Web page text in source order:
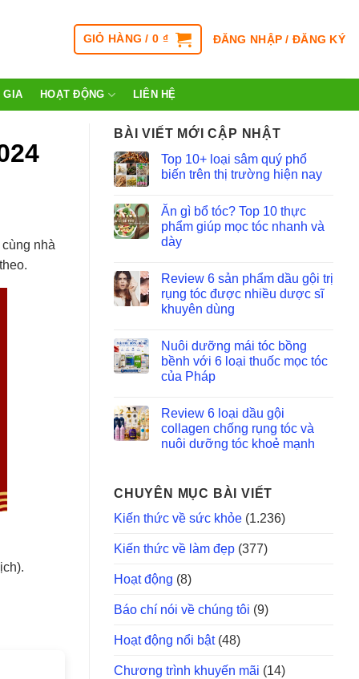
GIỎ HÀNG /0 ₫ ĐĂNG NHẬP / ĐĂNG KÝ
GIA HOẠT ĐỘNG LIÊN HỆ
nhà
BÀI VIẾT MỚI CẬP NHẬT
Top 10+ loại sâm quý phổ
biến trên thị trường hiện nay
Ăn gì bổ tóc? Top 10 thực
phẩm giúp mọc tóc nhanh và
dày
Review 6 sản phẩm dầu gội trị
rụng tóc được nhiều dược sĩ
khuyên dùng
Nuôi dưỡng mái tóc bồng
bềnh với 6 loại thuốc mọc tóc
của Pháp
Review 6 loại dầu gội
collagen chống rụng tóc và
nuôi dưỡng tóc khoẻ mạnh
CHUYÊN MỤC BÀI VIẾT
Kiến thức về sức khỏe (1.236)
Kiến thức về làm đẹp (377)
Hoạt động (8)
Báo chí nói về chúng tôi (9)
Hoạt động nổi bật(48)
Chương trình khuyến mãi (14)